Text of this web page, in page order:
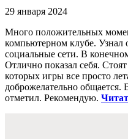
29 января 2024
Много положительных
компьютерном клубе. Узнал
социальные сети. В
Отлично показал себя.
которых игры все просто
доброжелательно
отметил. Рекомендую.